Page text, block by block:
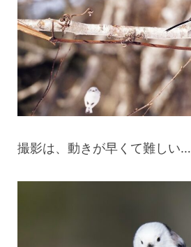
撮影は、動きが早くて難しい…